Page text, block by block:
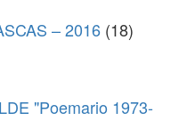
– 2016 (18)
"Poemario 1973-